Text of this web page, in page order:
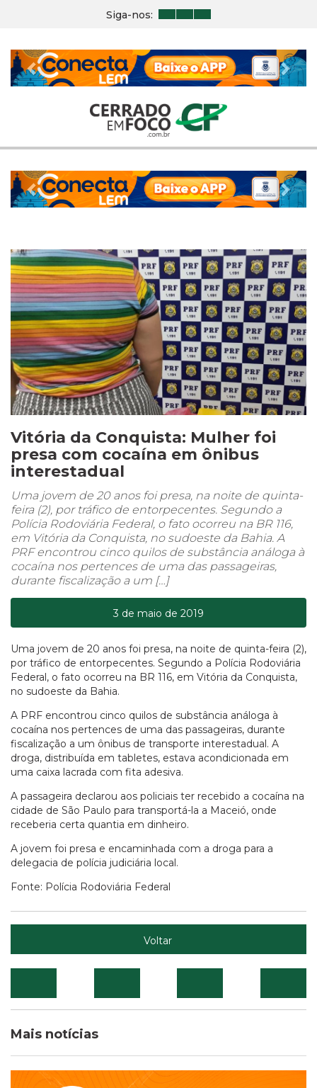
Siga-nos:
Previous Next
Previous Next
Vitória da Conquista: Mulher foi
presa com cocaína em ônibus
interestadual
Uma jovem de 20 anos foi presa, na noite de quinta-
feira (2), por tráfico de entorpecentes. Segundo a
Polícia Rodoviária Federal, o fato ocorreu na BR 116,
em Vitória da Conquista, no sudoeste da Bahia. A
PRF encontrou cinco quilos de substância análoga à
cocaína nos pertences de uma das passageiras,
durante fiscalização a um […]
3 de maio de 2019
Uma jovem de 20 anos foi presa, na noite de quinta-feira (2),
por tráfico de entorpecentes. Segundo a Polícia Rodoviária
Federal, o fato ocorreu na BR 116, em Vitória da Conquista,
no sudoeste da Bahia.
A PRF encontrou cinco quilos de substância análoga à
cocaína nos pertences de uma das passageiras, durante
fiscalização a um ônibus de transporte interestadual. A
droga, distribuída em tabletes, estava acondicionada em
uma caixa lacrada com fita adesiva.
A passageira declarou aos policiais ter recebido a cocaína na
cidade de São Paulo para transportá-la a Maceió, onde
receberia certa quantia em dinheiro.
A jovem foi presa e encaminhada com a droga para a
delegacia de polícia judiciária local.
Fonte: Polícia Rodoviária Federal
Voltar
Mais notícias